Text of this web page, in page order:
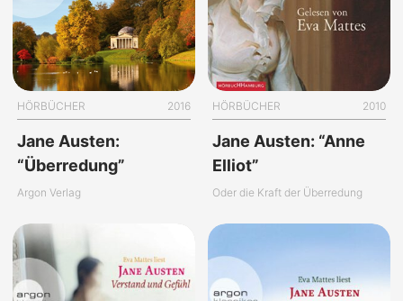
HÖRBÜCHER 2016
Jane Austen:
“Überredung”
Argon Verlag
HÖRBÜCHER 2010
Jane Austen: “Anne
Elliot”
Oder die Kraft der Überredung